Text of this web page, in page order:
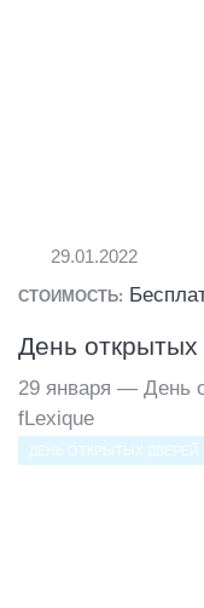
29.01.2022
СТОИМОСТЬ:
День
29 января — День
fLexique
ДЕНЬ ОТКРЫТЫХ ДВЕРЕЙ